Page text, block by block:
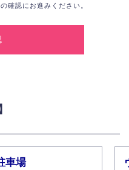
を防止し、その利用目的に応じて
確認にお進みください。
車場